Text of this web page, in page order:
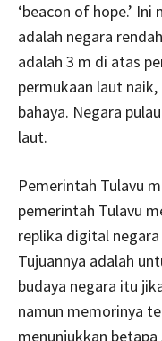
‘beacon of hope.’
adalah negara
adalah 3 m di atas
permukaan laut
bahaya. Negara
laut.
Pemerintah Tulavu
pemerintah Tulavu
replika digital
Tujuannya adalah
budaya negara itu
namun memorinya
menunjukkan